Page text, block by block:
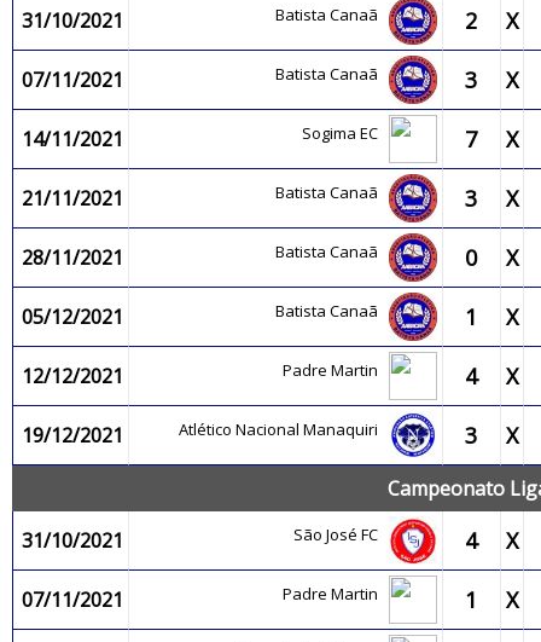
31/10/2021
Batista Canaã 2 X
07/11/2021 Batista Canaã 3 X
14/11/2021 Sogima EC 7 X
21/11/2021 Batista Canaã 3 X
28/11/2021 Batista Canaã 0 X
05/12/2021 Batista Canaã 1 X
12/12/2021 Padre Martin 4 X
19/12/2021 Atlético Nacional Manaquiri 3 X
Campeonato
31/10/2021
São José FC 4 X
07/11/2021 Padre Martin 1 X